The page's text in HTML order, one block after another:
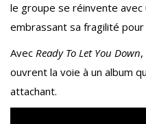
le groupe se réinvente avec
embrassant sa fragilité
Avec Ready To Let You Down
ouvrent la voie à un album
attachant.